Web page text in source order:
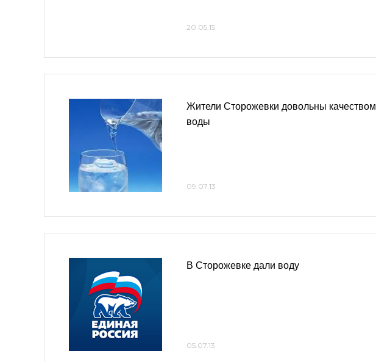
20.05.15
Жители Сторожевки довольны качеством
воды
09.07.13
В Сторожевке дали воду
05.07.13